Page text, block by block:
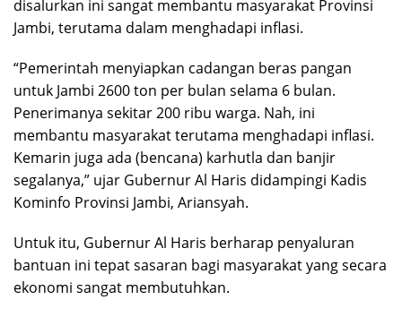
disalurkan ini sangat membantu masyarakat Provinsi
Jambi, terutama dalam menghadapi inflasi.
“Pemerintah menyiapkan cadangan beras pangan
untuk Jambi 2600 ton per bulan selama 6 bulan.
Penerimanya sekitar 200 ribu warga. Nah, ini
membantu masyarakat terutama menghadapi inflasi.
Kemarin juga ada (bencana) karhutla dan banjir
segalanya,” ujar Gubernur Al Haris didampingi Kadis
Kominfo Provinsi Jambi, Ariansyah.
Untuk itu, Gubernur Al Haris berharap penyaluran
bantuan ini tepat sasaran bagi masyarakat yang secara
ekonomi sangat membutuhkan.